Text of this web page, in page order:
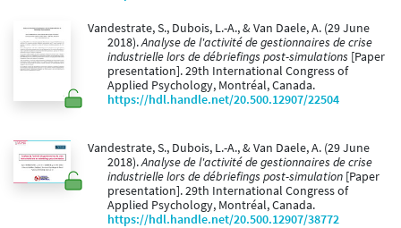
Vandestrate, S., Dubois, L.-A., & Van Daele, A. (29 June
2018).Analyse de l'activité de gestionnaires de crise
industrielle lors de débriefings post-simulations [Paper
presentation]. 29th International Congress of
Applied Psychology, Montréal, Canada.
https://hdl.handle.net/20.500.12907/22504
Vandestrate, S., Dubois, L.-A., & Van Daele, A. (29 June
2018).Analyse de l'activité de gestionnaires de crise
industrielle lors de débriefings post-simulation [Paper
presentation]. 29th International Congress of
Applied Psychology, Montréal, Canada.
https://hdl.handle.net/20.500.12907/38772